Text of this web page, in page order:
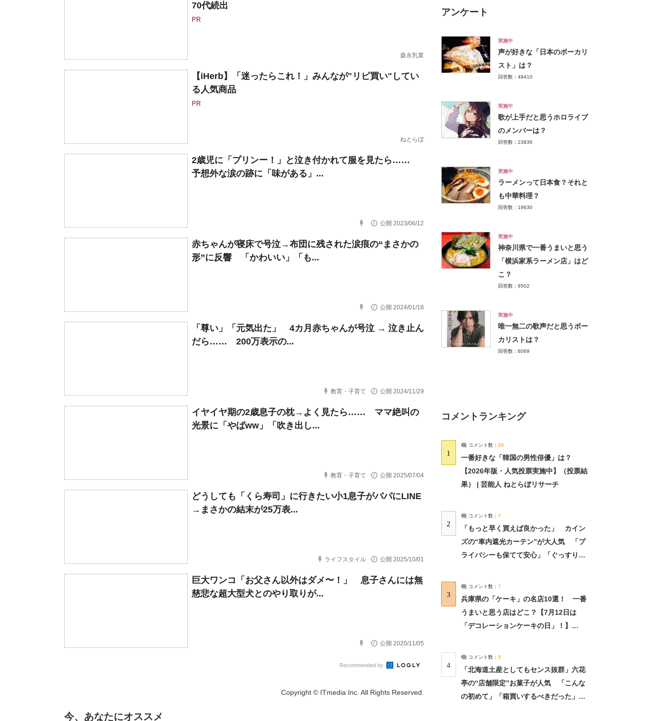
70代続出
PR
森永乳業
【iHerb】「迷ったらこれ！」みんなが"リピ買い"してい
る人気商品
PR
ねとらぼ
2歳児に「プリンー！」と泣き付かれて服を見たら……
予想外な涙の跡に「味がある」...
公開 2023/06/12
赤ちゃんが寝床で号泣→布団に残された涙痕の“まさかの
形”に反響 「かわいい」「も...
公開 2024/01/18
「尊い」「元気出た」 4カ月赤ちゃんが号泣 → 泣き止ん
だら…… 200万表示の...
教育・子育て 公開 2024/11/29
イヤイヤ期の2歳息子の枕→よく見たら…… ママ絶叫の
光景に「やばww」「吹き出し...
教育・子育て 公開 2025/07/04
どうしても「くら寿司」に行きたい小1息子がパパにLINE
→まさかの結末が25万表...
ライフスタイル 公開 2025/10/01
巨大ワンコ「お父さん以外はダメ〜！」 息子さんには無
慈悲な超大型犬とのやり取りが...
公開 2020/11/05
Recommended by
Copyright © ITmedia Inc. All Rights Reserved.
今、あなたにオススメ
アンケート
実施中
声が好きな「日本のボーカリ
スト」は？
回答数：49410
実施中
歌が上手だと思うホロライブ
のメンバーは？
回答数：23836
実施中
ラーメンって日本食？それと
も中華料理？
回答数：19630
実施中
神奈川県で一番うまいと思う
「横浜家系ラーメン店」はど
こ？
回答数：8502
実施中
唯一無二の歌声だと思うボー
カリストは？
回答数：8069
コメントランキング
1
コメント数： 20
一番好きな「韓国の男性俳優」は？
【2026年版・人気投票実施中】（投票結
果） | 芸能人 ねとらぼリサーチ
2
コメント数： 7
「もっと早く買えば良かった」 カイン
ズの“車内遮光カーテン”が大人気 「プ
ライバシーも保てて安心」「ぐっすり眠
3
コメント数： 7
兵庫県の「ケーキ」の名店10選！ 一番
うまいと思う店はどこ？【7月12日は
「デコレーションケーキの日」！】
4
コメント数： 5
「北海道土産としてもセンス抜群」六花
亭の“店舗限定”お菓子が人気 「こんな
の初めて」「箱買いするべきだった」